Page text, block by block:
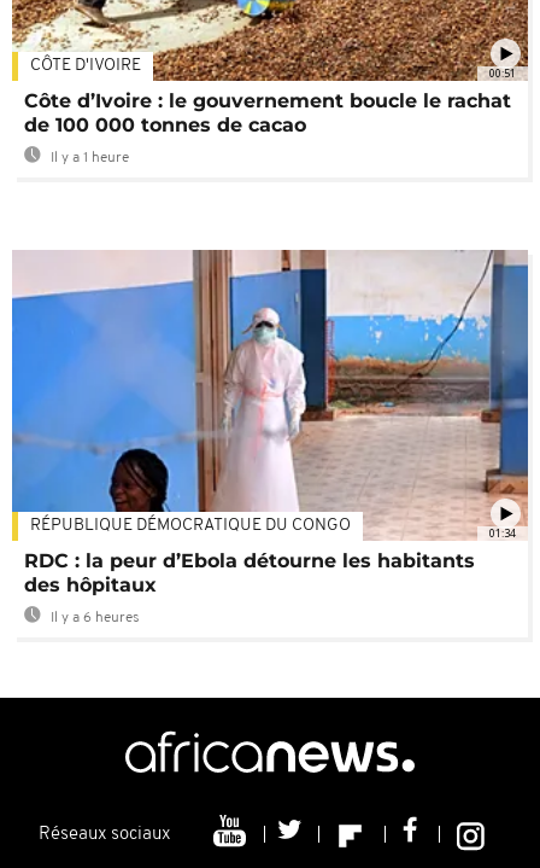
00:51
CÔTE D'IVOIRE
Côte d’Ivoire : le gouvernement boucle le rachat
de 100 000 tonnes de cacao
Il y a 1 heure
01:34
RÉPUBLIQUE DÉMOCRATIQUE DU CONGO
RDC : la peur d’Ebola détourne les habitants
des hôpitaux
Il y a 6 heures
Réseaux sociaux